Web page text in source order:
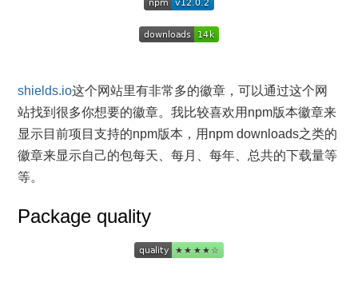
shields.io这个网站里有非常多的徽章，可以通过这个网
站找到很多你想要的徽章。我比较喜欢用npm版本徽章来
显示目前项目支持的npm版本，用npm downloads之类的
徽章来显示自己的包每天、每月、每年、总共的下载量等
等。
Package quality